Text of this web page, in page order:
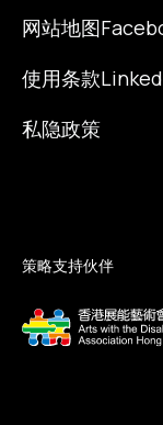
网站地图
使用条款
私隐政策
策略支持伙伴